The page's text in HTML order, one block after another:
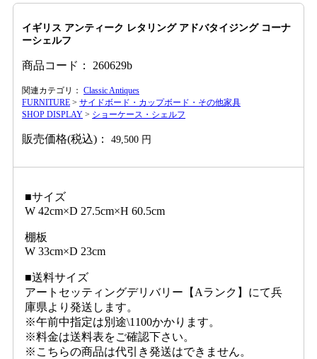
イギリス アンティーク レタリング アドバタイジング コーナ
ーシェルフ
商品コード： 260629b
関連カテゴリ： Classic Antiques
FURNITURE > サイドボード・カップボード・その他家具
SHOP DISPLAY > ショーケース・シェルフ
販売価格(税込)： 49,500 円
■サイズ
W 42cm×D 27.5cm×H 60.5cm
棚板
W 33cm×D 23cm
■送料サイズ
アートセッティングデリバリー【Aランク】にて兵
庫県より発送します。
※午前中指定は別途\1100かかります。
※料金は送料表をご確認下さい。
※こちらの商品は代引き発送はできません。